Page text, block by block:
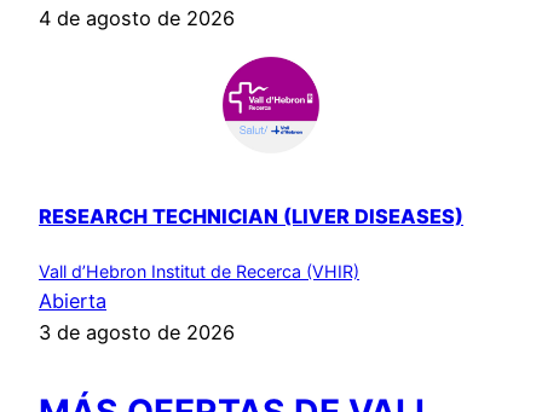
4 de agosto de 2026
RESEARCH TECHNICIAN (LIVER DISEASES)
Vall d’Hebron Institut de Recerca (VHIR)
Abierta
3 de agosto de 2026